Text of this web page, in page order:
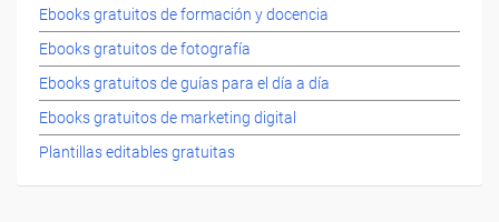
Ebooks gratuitos de formación y docencia
Ebooks gratuitos de fotografía
Ebooks gratuitos de guías para el día a día
Ebooks gratuitos de marketing digital
Plantillas editables gratuitas